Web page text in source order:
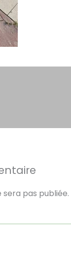
pas publiée.